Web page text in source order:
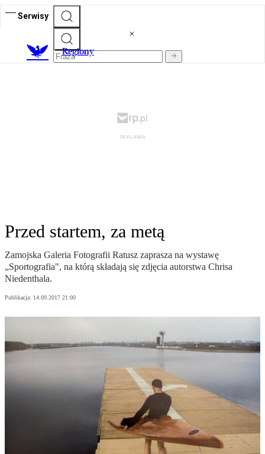
Serwisy
Regiony
Przed startem, za metą
Zamojska Galeria Fotografii Ratusz zaprasza na wystawę
„Sportografia", na którą składają się zdjęcia autorstwa Chrisa
Niedenthala.
Publikacja: 14.09.2017 21:00